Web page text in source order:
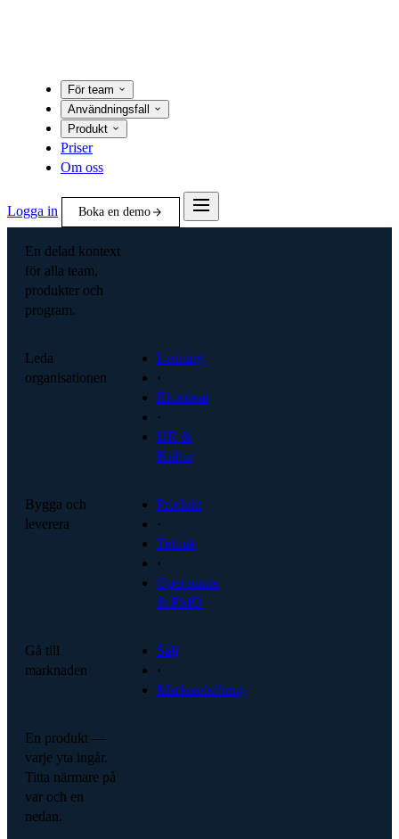
För team
Användningsfall
Produkt
Priser
Om oss
Logga in Boka en demo
En delad kontext
för alla team,
produkter och
program.
Leda
organisationen
Ledning
·
Ekonomi
·
HR &
Kultur
Bygga och
leverera
Produkt
·
Teknik
·
Operations
& PMO
Gå till
marknaden
Sälj
·
Marknadsföring
En produkt —
varje yta ingår.
Titta närmare på
var och en
nedan.